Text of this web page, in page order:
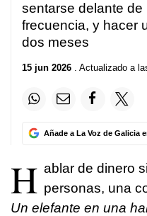
sentarse delante de
frecuencia, y hacer
dos meses
15 jun 2026 . Actualizado a
Añade a La Voz de Galicia
H ablar de dinero
personas, una
Un elefante en una